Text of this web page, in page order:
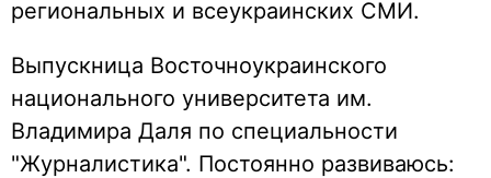
региональных и всеукраинских СМИ.
Выпускница Восточноукраинского
национального университета им.
Владимира Даля по специальности
"Журналистика". Постоянно развиваюсь: